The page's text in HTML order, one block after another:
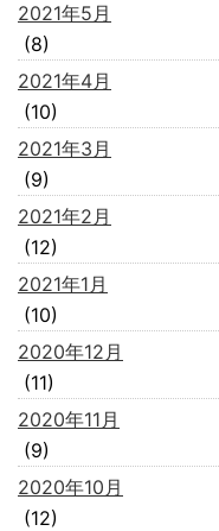
2021年5月
(8)
2021年4月
(10)
2021年3月
(9)
2021年2月
(12)
2021年1月
(10)
2020年12月
(11)
2020年11月
(9)
2020年10月
(12)